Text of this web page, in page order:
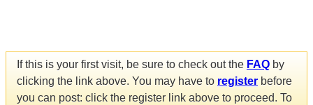
If this is your first visit, be sure to check out the FAQ by
clicking the link above. You may have to register before
you can post: click the register link above to proceed. To